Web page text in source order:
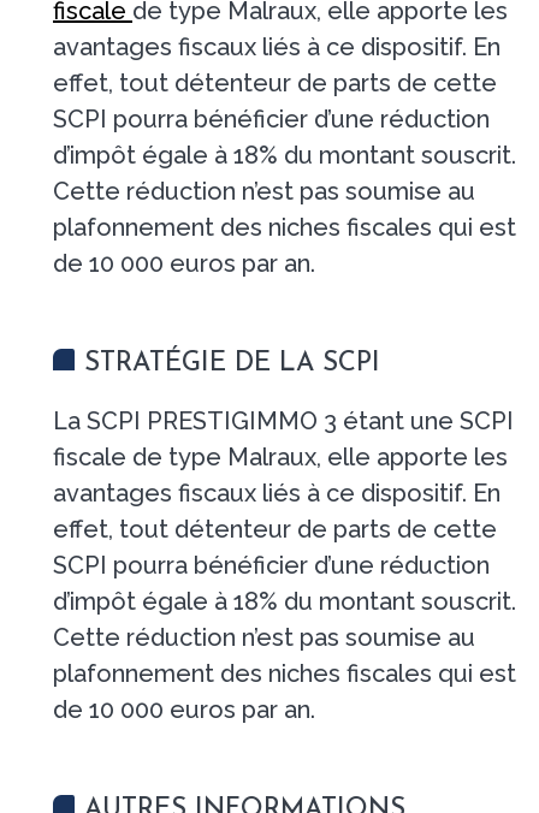
fiscale de type Malraux, elle apporte les
avantages fiscaux liés à ce dispositif. En
effet, tout détenteur de parts de cette
SCPI pourra bénéficier d’une réduction
d’impôt égale à 18% du montant souscrit.
Cette réduction n’est pas soumise au
plafonnement des niches fiscales qui est
de 10 000 euros par an.
STRATÉGIE DE LA SCPI
La SCPI PRESTIGIMMO 3 étant une SCPI
fiscale de type Malraux, elle apporte les
avantages fiscaux liés à ce dispositif. En
effet, tout détenteur de parts de cette
SCPI pourra bénéficier d’une réduction
d’impôt égale à 18% du montant souscrit.
Cette réduction n’est pas soumise au
plafonnement des niches fiscales qui est
de 10 000 euros par an.